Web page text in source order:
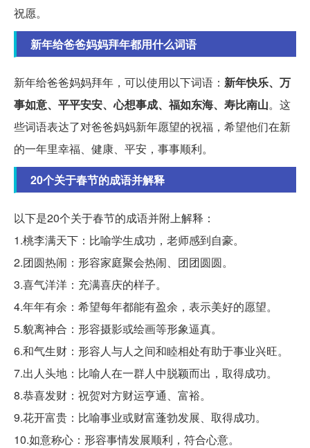
祝愿。
新年给爸爸妈妈拜年都用什么词语
新年给爸爸妈妈拜年，可以使用以下词语： 新年快乐、万
事如意、平平安安、心想事成、福如东海、寿比南山。这
些词语表达了对爸爸妈妈新年愿望的祝福，希望他们在新
的一年里幸福、健康、平安，事事顺利。
20个关于春节的成语并解释
以下是20个关于春节的成语并附上解释：
1.桃李满天下：比喻学生成功，老师感到自豪。
2.团圆热闹：形容家庭聚会热闹、团团圆圆。
3.喜气洋洋：充满喜庆的样子。
4.年年有余：希望每年都能有盈余，表示美好的愿望。
5.貌离神合：形容摄影或绘画等形象逼真。
6.和气生财：形容人与人之间和睦相处有助于事业兴旺。
7.出人头地：比喻人在一群人中脱颖而出，取得成功。
8.恭喜发财：祝贺对方财运亨通、富裕。
9.花开富贵：比喻事业或财富蓬勃发展、取得成功。
10.如意称心：形容事情发展顺利，符合心意。